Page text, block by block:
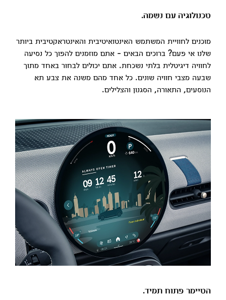
טכנולוגיה עם נשמה.
מוכנים לחוויית המשתמש האינטואיטיבית והאינטראקטיבית ביותר
שלנו אי פעם? ברוכים הבאים - אתם מוזמנים להפוך כל נסיעה
לחוויה דיגיטלית בלתי נשכחת. אתם יכולים לבחור באחד מתוך
שבעה מצבי חוויה שונים. כל אחד מהם משנה את צבע תא
הנוסעים, התאורה, הסגנון והצלילים.
הטיימר פתוח תמיד.